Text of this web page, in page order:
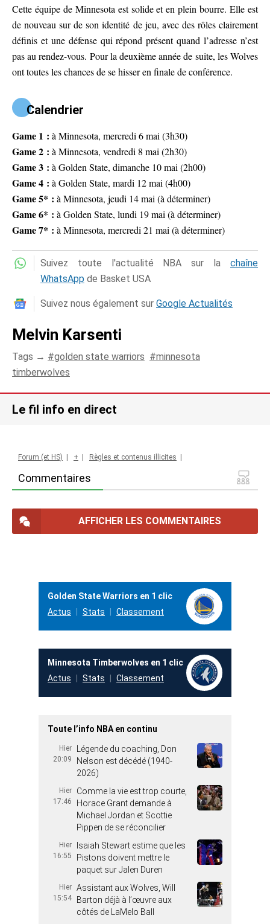
Cette équipe de Minnesota est solide et en plein bourre. Elle est
de nouveau sur de son identité de jeu, avec des rôles clairement
définis et une défense qui répond présent quand l’adresse n’est
pas au rendez-vous. Pour la deuxième année de suite, les Wolves
ont toutes les chances de se hisser en finale de conférence.
Calendrier
Game 1 : à Minnesota, mercredi 6 mai (3h30)
Game 2 : à Minnesota, vendredi 8 mai (2h30)
Game 3 : à Golden State, dimanche 10 mai (2h00)
Game 4 : à Golden State, mardi 12 mai (4h00)
Game 5* : à Minnesota, jeudi 14 mai (à déterminer)
Game 6* : à Golden State, lundi 19 mai (à déterminer)
Game 7* : à Minnesota, mercredi 21 mai (à déterminer)
Suivez toute l'actualité NBA sur la chaîne
WhatsApp de Basket USA
Suivez nous également sur Google Actualités
Melvin Karsenti
Tags → golden state warriors
minnesota
timberwolves
Le fil info en direct
Commentaires
Forum (et HS) + Règles et contenus illicites
AFFICHER LES COMMENTAIRES
Golden State Warriors en 1 clic
Actus
Stats Classement
Minnesota Timberwolves en 1 clic
Actus
Stats Classement
Toute l’info NBA en continu
Hier
20:09
Légende du coaching, Don
Nelson est décédé (1940-
2026)
Hier
17:46
Comme la vie est trop courte,
Horace Grant demande à
Michael Jordan et Scottie
Pippen de se réconcilier
Hier
16:55
Isaiah Stewart estime que les
Pistons doivent mettre le
paquet sur Jalen Duren
Hier
15:54
Assistant aux Wolves, Will
Barton déjà à l’œuvre aux
côtés de LaMelo Ball